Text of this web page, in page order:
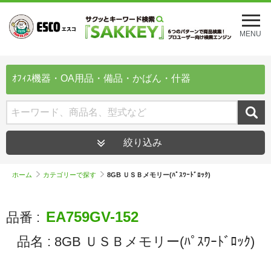
メ
ニ
ュ
を
MENU
ｵﾌｨｽ機器・OA用品・備品・かばん・什器
絞り込み
ホーム カテゴリーで探す 8GB ＵＳＢメモリー(ﾊﾟｽﾜｰﾄﾞﾛｯｸ)
品番 : EA759GV-152
品名 : 8GB ＵＳＢメモリー(ﾊﾟｽﾜｰﾄﾞﾛｯｸ)